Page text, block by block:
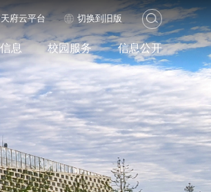
天府云平台 切换到旧版
息 校园服务 信息公开